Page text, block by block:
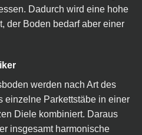
Dadurch wird eine hohe
der Boden bedarf aber einer
werden nach Art des
einzelne Parkettstäbe in einer
Diele kombiniert. Daraus
insgesamt harmonische